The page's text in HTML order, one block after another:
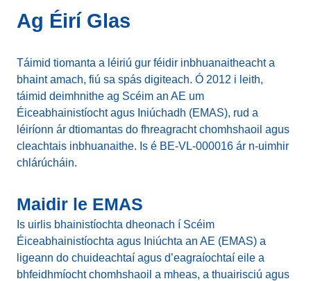
Ag Éirí Glas
Táimid tiomanta a léiriú gur féidir inbhuanaitheacht a
bhaint amach, fiú sa spás digiteach. Ó 2012 i leith,
táimid deimhnithe ag Scéim an AE um
Éiceabhainistíocht agus Iniúchadh (EMAS), rud a
léiríonn ár dtiomantas do fhreagracht chomhshaoil agus
cleachtais inbhuanaithe. Is é BE-VL-000016 ár n-uimhir
chlárúcháin.
Maidir le EMAS
Is uirlis bhainistíochta dheonach í Scéim
Éiceabhainistíochta agus Iniúchta an AE (EMAS) a
ligeann do chuideachtaí agus d’eagraíochtaí eile a
bhfeidhmíocht chomhshaoil a mheas, a thuairisciú agus